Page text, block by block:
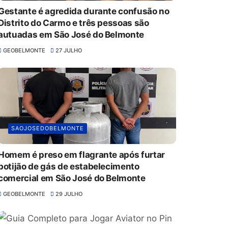
é agredida durante confusão no
do Carmo e três pessoas são
em São José do Belmonte
GEOBELMONTE 27 JULHO
SAOJOSEDOBELMONTE
é preso em flagrante após furtar
de gás de estabelecimento
em São José do Belmonte
GEOBELMONTE 29 JULHO